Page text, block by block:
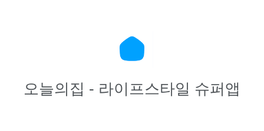
오늘의집 - 라이프스타일 슈퍼앱